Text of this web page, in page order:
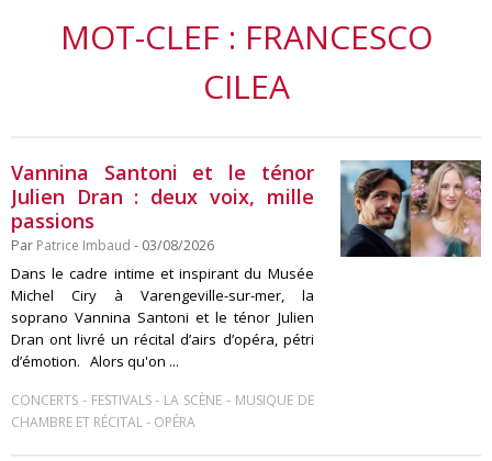
MOT-CLEF : FRANCESCO
CILEA
Vannina Santoni et le ténor
Julien Dran : deux voix, mille
passions
Par Patrice Imbaud - 03/08/2026
Dans le cadre intime et inspirant du Musée
Michel Ciry à Varengeville-sur-mer, la
soprano Vannina Santoni et le ténor Julien
Dran ont livré un récital d’airs d’opéra, pétri
d’émotion. Alors qu'on ...
CONCERTS - FESTIVALS- LA SCÈNE - MUSIQUE DE
CHAMBRE ET RÉCITAL- OPÉRA